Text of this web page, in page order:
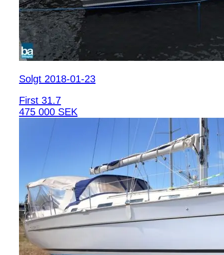
Solgt 2018-01-23
First 31.7
475 000 SEK